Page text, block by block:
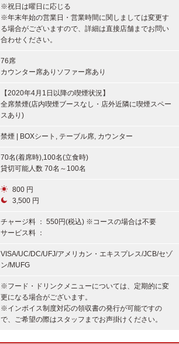
※祝日は曜日に応じる
※年末年始の営業日・営業時間に関しましては変更す
る場合がございますので、詳細は直接店舗までお問い
合わせください。
76席
カウンター席ありソファー席あり
【2020年4月1日以降の喫煙状況】
全席禁煙(店内喫煙ブースなし・店外近隣に喫煙スペー
スあり)
禁煙 | BOXシート, テーブル席, カウンター
70名(着席時),100名(立食時)
貸切可能人数 70名～100名
800 円
3,500 円
チャージ料 ： 550円(税込) ※コースの場合は不要
サービス料 ：
VISA/UC/DC/UFJ/アメリカン・エキスプレス/JCB/セゾ
ン/MUFG
※フード・ドリンクメニューについては、定期的に変
更になる場合がございます。
※インボイス制度対応の領収書の発行が可能ですの
で、ご希望の際はスタッフまでお声掛けください。